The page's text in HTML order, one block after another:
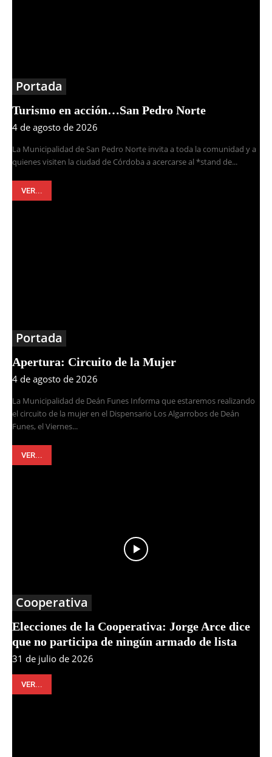
Portada
Turismo en acción…San Pedro Norte
4 de agosto de 2026
La Municipalidad de San Pedro Norte invita a toda la comunidad y a
quienes visiten la ciudad de Córdoba a acercarse al *stand de...
VER...
Portada
Apertura: Circuito de la Mujer
4 de agosto de 2026
La Municipalidad de Deán Funes Informa que estaremos realizando
el circuito de la mujer en el Dispensario Los Algarrobos de Deán
Funes, el Viernes...
VER...
Cooperativa
Elecciones de la Cooperativa: Jorge Arce dice
que no participa de ningún armado de lista
31 de julio de 2026
VER...